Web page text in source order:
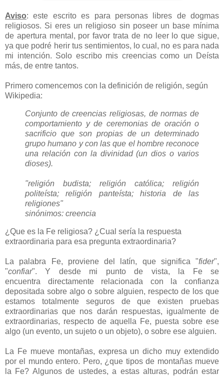
Aviso: este escrito es para personas libres de dogmas
religiosos. Si eres un religioso sin poseer un base mínima
de apertura mental, por favor trata de no leer lo que sigue,
ya que podré herir tus sentimientos, lo cual, no es para nada
mi intención. Solo escribo mis creencias como un Deísta
más, de entre tantos.
Primero comencemos con la definición de religión, según
Wikipedia:
Conjunto de creencias religiosas, de normas de
comportamiento y de ceremonias de oración o
sacrificio que son propias de un determinado
grupo humano y con las que el hombre reconoce
una relación con la divinidad (un dios o varios
dioses).
"religión budista; religión católica; religión
politeísta; religión panteísta; historia de las
religiones"
sinónimos: creencia
¿Que es la Fe religiosa? ¿Cual sería la respuesta
extraordinaria para esa pregunta extraordinaria?
La palabra Fe, proviene del latín, que significa "fider",
"confiar". Y desde mi punto de vista, la Fe se
encuentra directamente relacionada con la confianza
depositada sobre algo o sobre alguien, respecto de los que
estamos totalmente seguros de que existen pruebas
extraordinarias que nos darán respuestas, igualmente de
extraordinarias, respecto de aquella Fe, puesta sobre ese
algo (un evento, un sujeto o un objeto), o sobre ese alguien.
La Fe mueve montañas, expresa un dicho muy extendido
por el mundo entero. Pero, ¿que tipos de montañas mueve
la Fe? Algunos de ustedes, a estas alturas, podrán estar